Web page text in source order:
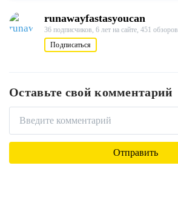
runawayfastasyoucan
36 подписчиков, 6 лет на сайте, 451 обзоров
Подписаться
Оставьте свой комментарий